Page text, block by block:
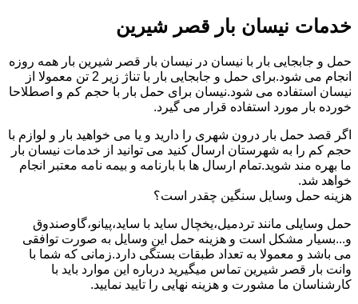
خدمات نیسان بار قصر شیرین
حمل و جابجایی بار با نیسان در نیسان بار قصر شیرین بار همه روزه
انجام می شود.برای حمل و جابجایی بار با تناژ زیر 2 تن معمولا از
نیسان استفاده می شود.نیسان برای حمل بار با حجم کم و اصطلاحا
خورده بار مورد استفاده قرار می گیرد.
اگر قصد حمل بار درون شهری را دارید و یا می خواهید بار و لوازم با
حجم کم را به شهرستان ارسال کنید می توانید از خدمات نیسان بار
ما بهره مند شوید.تمام ارسال ها با بارنامه و بیمه نامه معتبر انجام
خواهد شد.
هزینه حمل وسایل سنگین چقدر است؟
حمل وسایلی مانند تردمیل،یخچال ساید با ساید،پیانو،گاوصندوق
و...بسیار مشکل است و هزینه حمل این وسایل به صورت توافقی
می باشد و معمولا به تعداد طبقات بستگی دارد.زمانی که شما با
وانت بار قصر شیرین تماس میگیرید درباره این موارد باید با
کارشناسان ما مشورت و هزینه نهایی را تایید نمایید.